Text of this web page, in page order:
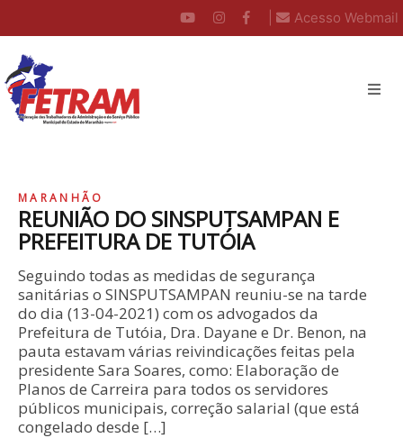
Acesso Webmail
MARANHÃO
REUNIÃO DO SINSPUTSAMPAN E
PREFEITURA DE TUTÓIA
Seguindo todas as medidas de segurança
sanitárias o SINSPUTSAMPAN reuniu-se na tarde
do dia (13-04-2021) com os advogados da
Prefeitura de Tutóia, Dra. Dayane e Dr. Benon, na
pauta estavam várias reivindicações feitas pela
presidente Sara Soares, como: Elaboração de
Planos de Carreira para todos os servidores
públicos municipais, correção salarial (que está
congelado desde […]